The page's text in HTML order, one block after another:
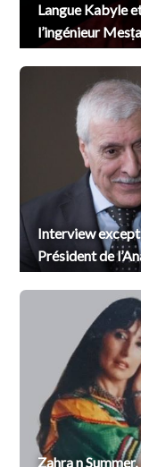
Langue Kabyle
l’ingénieur
Interview
Président de
Zahra n